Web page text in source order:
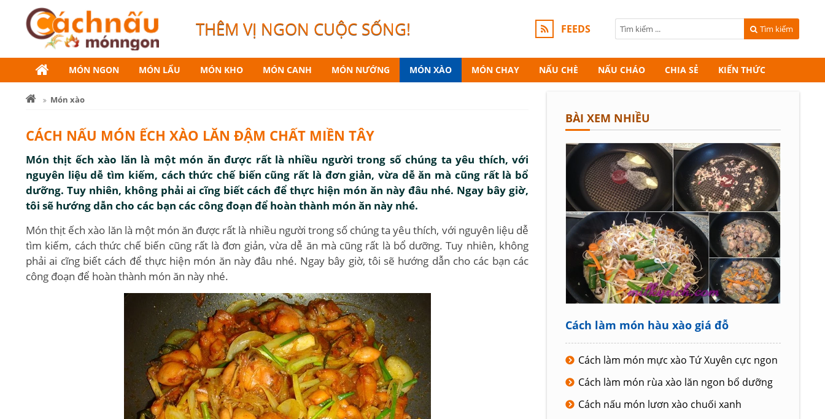
THÊM VỊ NGON CUỘC SỐNG! FEEDS Tìm kiếm
MÓN NGON MÓN LẨU MÓN KHO MÓN CANH MÓN NƯỚNG MÓN XÀO MÓN CHAY NẤU CHÈ NẤU CHÁO CHIA SẺ KIẾN THỨC
Món xào
CÁCH NẤU MÓN ẾCH XÀO LĂN ĐẬM CHẤT MIỀN TÂY
Món thịt ếch xào lăn là một món ăn được rất là nhiều người trong số chúng ta yêu thích, với
nguyên liệu dễ tìm kiếm, cách thức chế biến cũng rất là đơn giản, vừa dễ ăn mà cũng rất là bổ
dưỡng. Tuy nhiên, không phải ai cĩng biết cách để thực hiện món ăn này đâu nhé. Ngay bây giờ,
tôi sẽ hướng dẫn cho các bạn các công đoạn để hoàn thành món ăn này nhé.
Món thịt ếch xào lăn là một món ăn được rất là nhiều người trong số chúng ta yêu thích, với nguyên liệu dễ
tìm kiếm, cách thức chế biến cũng rất là đơn giản, vừa dễ ăn mà cũng rất là bổ dưỡng. Tuy nhiên, không
phải ai cĩng biết cách để thực hiện món ăn này đâu nhé. Ngay bây giờ, tôi sẽ hướng dẫn cho các bạn các
công đoạn để hoàn thành món ăn này nhé.
BÀI XEM NHIỀU
Cách làm món hàu xào giá đỗ
Cách làm món mực xào Tứ Xuyên cực ngon
Cách làm món rùa xào lăn ngon bổ dưỡng
Cách nấu món lươn xào chuối xanh